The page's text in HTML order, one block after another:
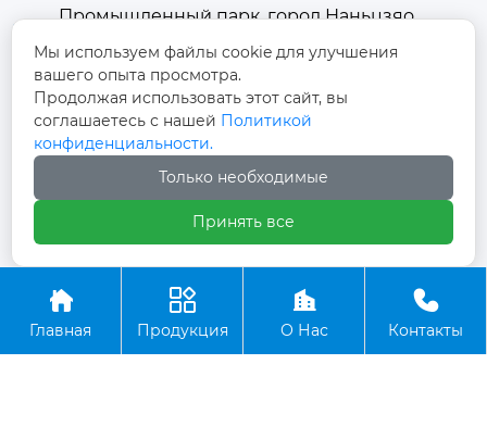

Промышленный парк, город Наньцзяо,
район Чжоуцунь, город Цзыбо, провинция
Шаньдун
 winston-xu@hengdingfan.com
+86-13806434669
 +86 13806434669
Copyright ©ООО Зибо Хенгдин Вентилятор

Главная

Продукция

О Нас

Контакты
Мы используем файлы cookie для улучшения
вашего опыта просмотра.
Продолжая использовать этот сайт, вы
соглашаетесь с нашей Политикой
конфиденциальности.
Только необходимые
Принять все